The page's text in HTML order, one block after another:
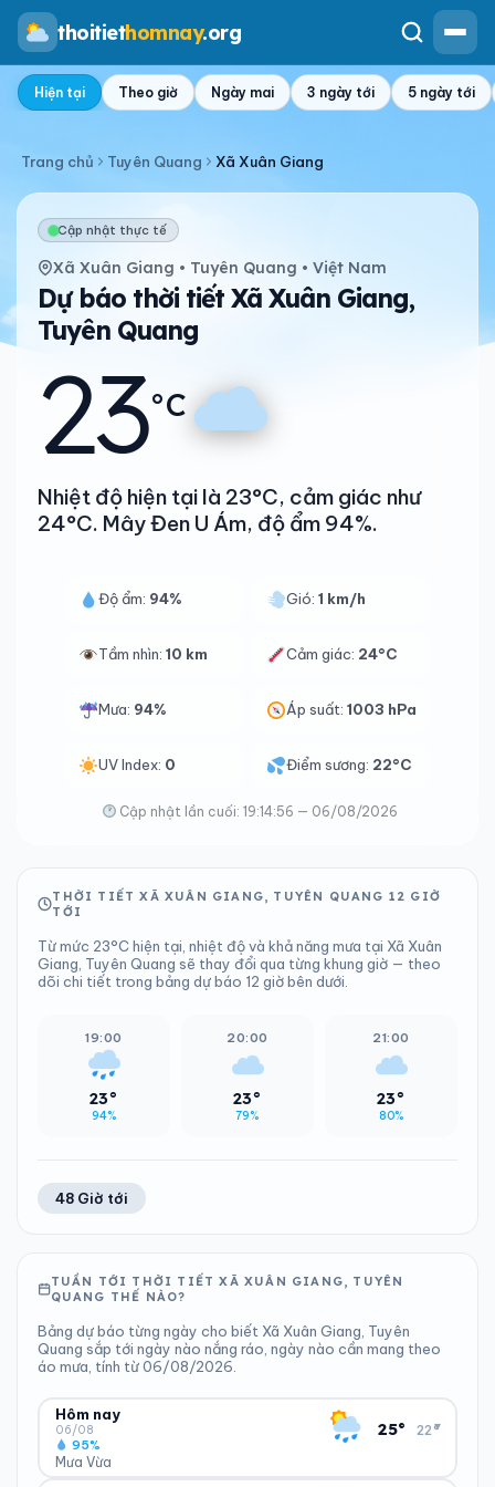
thoitiethomnay.org
Hiện tại Theo giờ Ngày mai 3 ngày tới 5 ngày tới
Trang chủ Tuyên Quang Xã Xuân Giang
Cập nhật thực tế
Xã Xuân Giang • Tuyên Quang • Việt Nam
Dự báo thời tiết Xã Xuân Giang,
Tuyên Quang
23°C
Nhiệt độ hiện tại là 23°C, cảm giác như
24°C. Mây Đen U Ám, độ ẩm 94%.
Độ ẩm: 94% Gió:1 km/h
Tầm nhìn: 10 km Cảm giác: 24°C
Mưa: 94% Áp suất:1003 hPa
UV Index: 0 Điểm sương: 22°C
Cập nhật lần cuối: 19:14:56 — 06/08/2026
THỜI TIẾT XÃ XUÂN GIANG, TUYÊN QUANG 12 GIỜ
TỚI
Từ mức 23°C hiện tại, nhiệt độ và khả năng mưa tại Xã Xuân
Giang, Tuyên Quang sẽ thay đổi qua từng khung giờ — theo
dõi chi tiết trong bảng dự báo 12 giờ bên dưới.
19:00
23°
94%
20:00
23°
79%
21:00
23°
80%
48 Giờ tới
TUẦN TỚI THỜI TIẾT XÃ XUÂN GIANG, TUYÊN
QUANG THẾ NÀO?
Bảng dự báo từng ngày cho biết Xã Xuân Giang, Tuyên
Quang sắp tới ngày nào nắng ráo, ngày nào cần mang theo
áo mưa, tính từ 06/08/2026.
Hôm nay
06/08
Mưa Vừa
95%
25° 22°
▾